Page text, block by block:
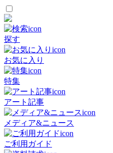
探す
お気に入り
特集
アート記事
メディア&ニュース
ご利用ガイド